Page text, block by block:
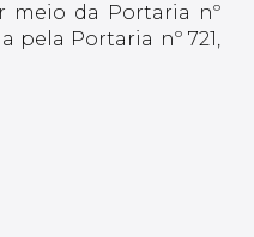
meio da Portaria nº
pela Portaria nº 721,